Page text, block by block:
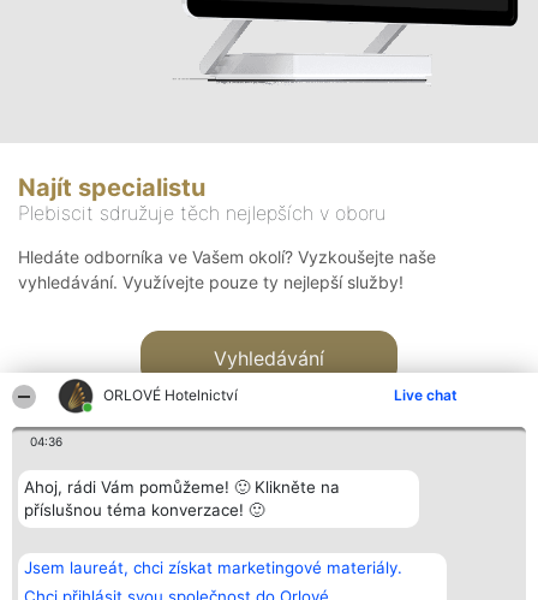
ORLOVÉ Hotelnictví Live chat
04:36
Ahoj, rádi Vám pomůžeme! 🙂 Klikněte na
příslušnou téma konverzace! 🙂
Jsem laureát, chci získat marketingové materiály.
Najít specialistu
Plebiscit sdružuje těch nejlepších v oboru
Hledáte odborníka ve Vašem okolí? Vyzkoušejte naše
vyhledávání. Využívejte pouze ty nejlepší služby!
Vyhledávání
Bright Side Solutions sp. z o.
o. sp. k.
ul. Ruska 22
Vítězové
Seznam všech
laureátů
Kontakt